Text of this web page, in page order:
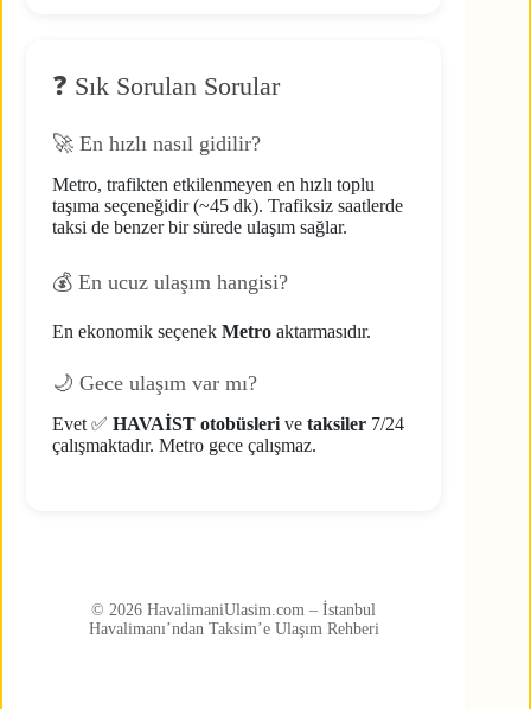
❓ Sık Sorulan Sorular
🚀 En hızlı nasıl gidilir?
Metro, trafikten etkilenmeyen en hızlı toplu
taşıma seçeneğidir (~45 dk). Trafiksiz saatlerde
taksi de benzer bir sürede ulaşım sağlar.
💰 En ucuz ulaşım hangisi?
En ekonomik seçenek Metro aktarmasıdır.
🌙 Gece ulaşım var mı?
Evet ✅ HAVAİST otobüsleri ve taksiler 7/24
çalışmaktadır. Metro gece çalışmaz.
© 2026 HavalimaniUlasim.com – İstanbul
Havalimanı’ndan Taksim’e Ulaşım Rehberi